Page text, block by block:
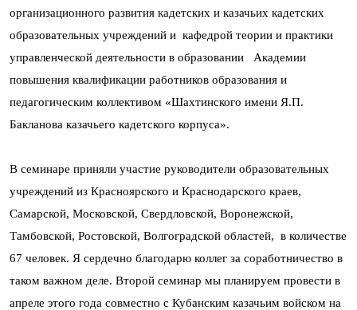
организационного развития кадетских и казачьих кадетских
образовательных учреждений и кафедрой теории и практики
управленческой деятельности в образовании Академии
повышения квалификации работников образования и
педагогическим коллективом «Шахтинского имени Я.П.
Бакланова казачьего кадетского корпуса».
В семинаре приняли участие руководители образовательных
учреждений из Красноярского и Краснодарского краев,
Самарской, Московской, Свердловской, Воронежской,
Тамбовской, Ростовской, Волгоградской областей, в количестве
67 человек. Я сердечно благодарю коллег за соработничество в
таком важном деле. Второй семинар мы планируем провести в
апреле этого года совместно с Кубанским казачьим войском на